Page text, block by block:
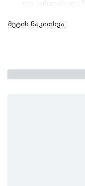
No Frost
ჭურჭლისა თუ